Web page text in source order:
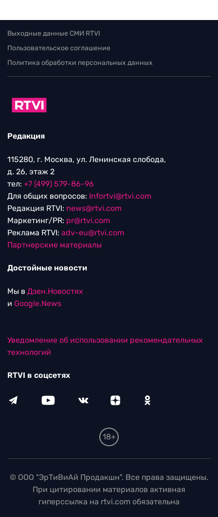
Выходные данные СМИ RTVI
Пользовательское соглашение
Политика обработки персональных данных
Редакция
115280, г. Москва, ул. Ленинская слобода,
д. 26, этаж 2
тел: +7 (499) 579-86-96
Для общих вопросов: Infortvi@rtvi.com
Редакция RTVI: news@rtvi.com
Маркетинг/PR: pr@rtvi.com
Реклама RTVI: adv-eu@rtvi.com
Партнерские материалы
Достойные новости
Мы в Дзен.Новостях
и Google.News
Уведомление об использовании рекомендательных
технологий
RTVI в соцсетях
18+
© ООО "ЭрТиВиАй Продакшн". Все права защищены.
При цитировании материалов активная
гиперссылка на rtvi.com обязательна